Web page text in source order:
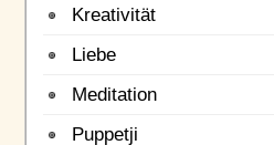
Kreativität
Liebe
Meditation
Puppetji